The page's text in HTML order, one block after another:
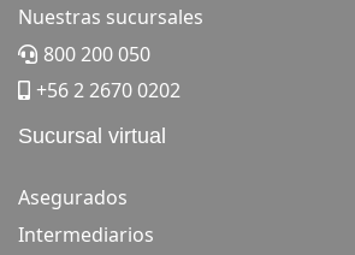
Nuestras sucursales
800 200 050
+56 2 2670 0202
Sucursal virtual
Asegurados
Intermediarios